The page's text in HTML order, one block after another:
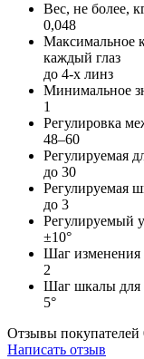
Вес, не более,
0,048
Максимальное
каждый глаз
до 4-х линз
Минимальное
1
Регулировка
48–60
Регулируемая
до 30
Регулируемая
до 3
Регулируемый
±10°
Шаг
2
Шаг шкалы для
5°
Отзывы покупателей
Написать отзыв